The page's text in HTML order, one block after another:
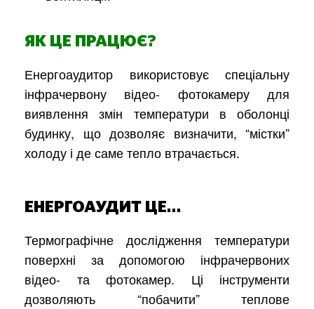
ЯК ЦЕ ПРАЦЮЄ?
Енергоаудитор використовує спеціальну
інфрачервону відео- фотокамеру для
виявлення змін температури в оболонці
будинку, що дозволяє визначити, “містки”
холоду і де саме тепло втрачається.
ЕНЕРГОАУДИТ ЦЕ…
Термографічне дослідження температури
поверхні за допомогою інфрачервоних
відео- та фотокамер. Ці інструменти
дозволяють “побачити” теплове